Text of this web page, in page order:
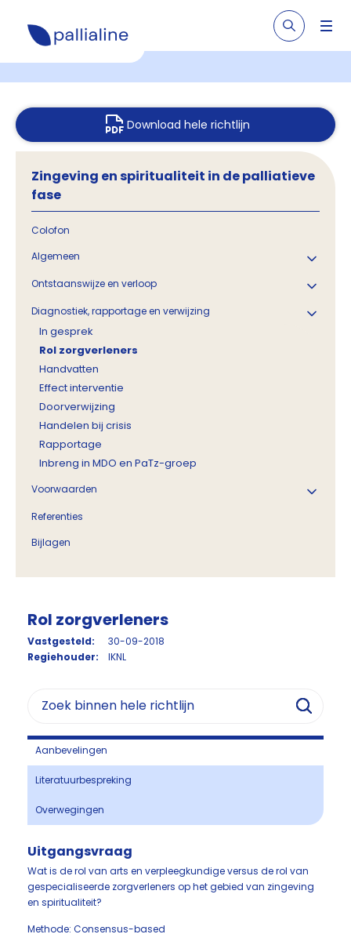
Download hele richtlijn
Zingeving en spiritualiteit in de palliatieve
fase
Colofon
Algemeen
Ontstaanswijze en verloop
Diagnostiek, rapportage en verwijzing
In gesprek
Rol zorgverleners
Handvatten
Effect interventie
Doorverwijzing
Handelen bij crisis
Rapportage
Inbreng in MDO en PaTz-groep
Voorwaarden
Referenties
Bijlagen
Rol zorgverleners
Vastgesteld:
30-09-2018
Regiehouder:
IKNL
Aanbevelingen
Literatuurbespreking
Overwegingen
Uitgangsvraag
Wat is de rol van arts en verpleegkundige versus de rol van
gespecialiseerde zorgverleners op het gebied van zingeving
en spiritualiteit?
Methode: Consensus-based